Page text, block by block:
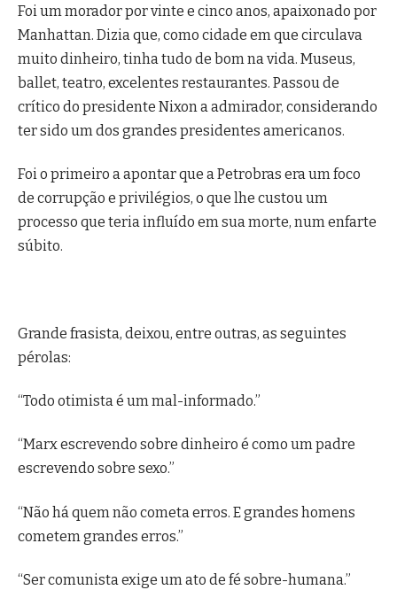
Foi um morador por vinte e cinco anos, apaixonado por
Manhattan. Dizia que, como cidade em que circulava
muito dinheiro, tinha tudo de bom na vida. Museus,
ballet, teatro, excelentes restaurantes. Passou de
crítico do presidente Nixon a admirador, considerando
ter sido um dos grandes presidentes americanos.
Foi o primeiro a apontar que a Petrobras era um foco
de corrupção e privilégios, o que lhe custou um
processo que teria influído em sua morte, num enfarte
súbito.
Grande frasista, deixou, entre outras, as seguintes
pérolas:
“Todo otimista é um mal-informado.”
“Marx escrevendo sobre dinheiro é como um padre
escrevendo sobre sexo.”
“Não há quem não cometa erros. E grandes homens
cometem grandes erros.”
“Ser comunista exige um ato de fé sobre-humana.”